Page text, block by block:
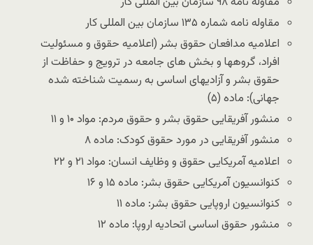
مقاوله نامه شماره ۱۳۵ سازمان بین المللی کار
اعلامیه مدافعان حقوق بشر (اعلامیه حقوق و مسئولیت
افراد، گروهها و بخش های جامعه در ترویج و حفاظت از
حقوق بشر و آزادیهای اساسی به رسمیت شناخته شده
جهانی): ماده (۵)
منشور آفریقایی حقوق بشر و حقوق مردم: مواد ۱۰ و ۱۱
منشور آفریقایی در مورد حقوق کودک: ماده ۸
اعلامیه آمریکایی حقوق و وظایف انسان: مواد ۲۱ و ۲۲
کنوانسیون آمریکایی حقوق بشر: ماده ۱۵ و ۱۶
کنوانسیون اروپایی حقوق بشر: ماده ۱۱
منشور حقوق اساسی اتحادیه اروپا: ماده ۱۲